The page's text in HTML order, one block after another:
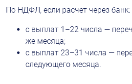
По НДФЛ, если расчет через банк:
с выплат 1–22 числа —
же месяца;
с выплат 23–31 числа —
следующего месяца.